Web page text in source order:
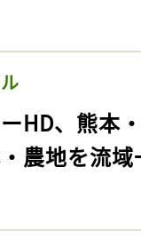
ーHD、熊本
農地を流